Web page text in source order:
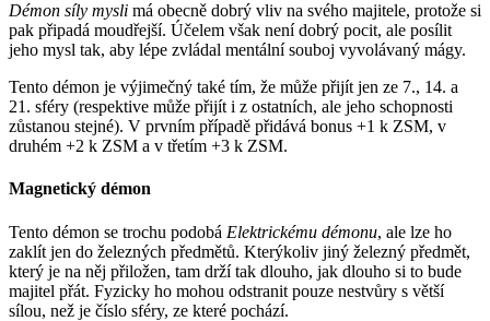
Démon síly mysli má obecně dobrý vliv na svého majitele, protože si
pak připadá moudřejší. Účelem však není dobrý pocit, ale posílit
jeho mysl tak, aby lépe zvládal mentální souboj vyvolávaný mágy.
Tento démon je výjimečný také tím, že může přijít jen ze 7., 14. a
21. sféry (respektive může přijít i z ostatních, ale jeho schopnosti
zůstanou stejné). V prvním případě přidává bonus +1 k ZSM, v
druhém +2 k ZSM a v třetím +3 k ZSM.
Magnetický démon
Tento démon se trochu podobá Elektrickému démonu, ale lze ho
zaklít jen do železných předmětů. Kterýkoliv jiný železný předmět,
který je na něj přiložen, tam drží tak dlouho, jak dlouho si to bude
majitel přát. Fyzicky ho mohou odstranit pouze nestvůry s větší
sílou, než je číslo sféry, ze které pochází.